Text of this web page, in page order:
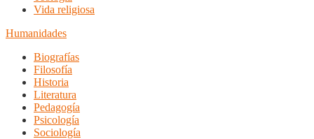
Vida religiosa
Humanidades
Biografías
Filosofía
Historia
Literatura
Pedagogía
Psicología
Sociología